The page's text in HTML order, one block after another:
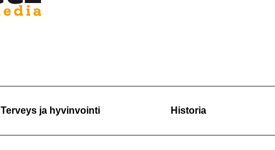
Terveys ja hyvinvointi Historia